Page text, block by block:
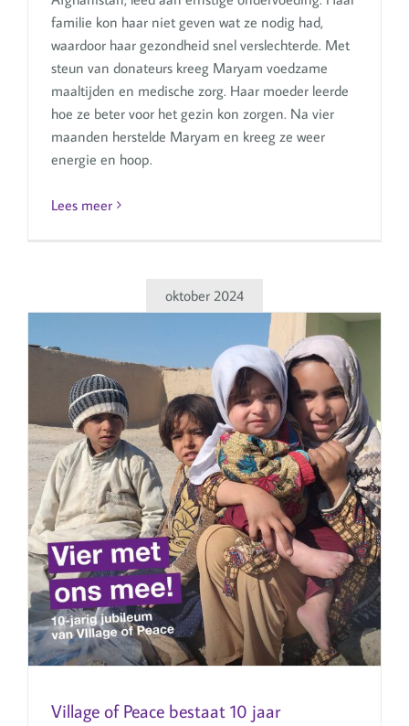
familie kon haar niet geven wat ze nodig had,
waardoor haar gezondheid snel verslechterde. Met
steun van donateurs kreeg Maryam voedzame
maaltijden en medische zorg. Haar moeder leerde
hoe ze beter voor het gezin kon zorgen. Na vier
maanden herstelde Maryam en kreeg ze weer
energie en hoop.
Lees meer
oktober 2024
Village of Peace bestaat 10 jaar
Village of Peace bestaat 10 jaar